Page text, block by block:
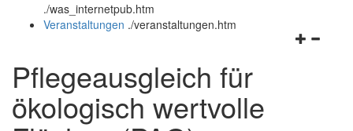
und
schließen
./was_internetpub.htm
Veranstaltungen ./veranstaltungen.htm
Pflegeausgleich für
ökologisch wertvolle